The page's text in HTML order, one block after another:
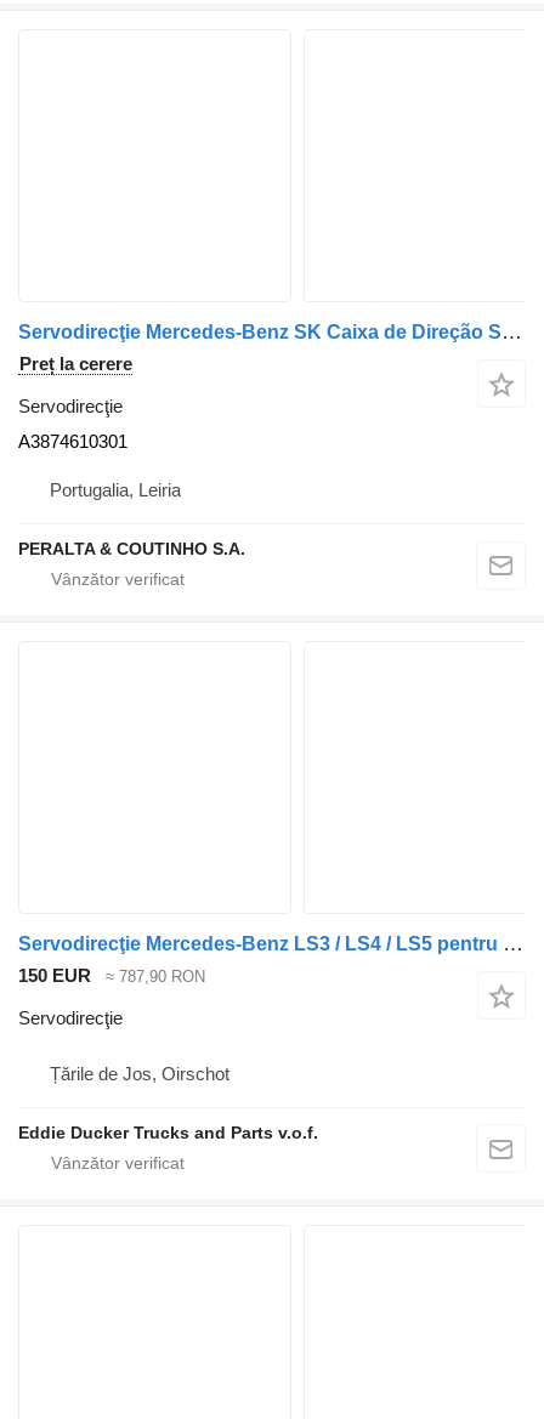
Servodirecţie Mercedes-Benz SK Caixa de Direção SK 8x4 LS7 A3874610301 pentru camion
Preț la cerere
Servodirecţie
A3874610301
Portugalia, Leiria
PERALTA & COUTINHO S.A.
Servodirecţie Mercedes-Benz LS3 / LS4 / LS5 pentru automobil
150 EUR ≈ 787,90 RON
Servodirecţie
Țările de Jos, Oirschot
Eddie Ducker Trucks and Parts v.o.f.